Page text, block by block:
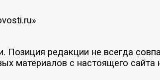
редакции не всегда
материалов с настоящего